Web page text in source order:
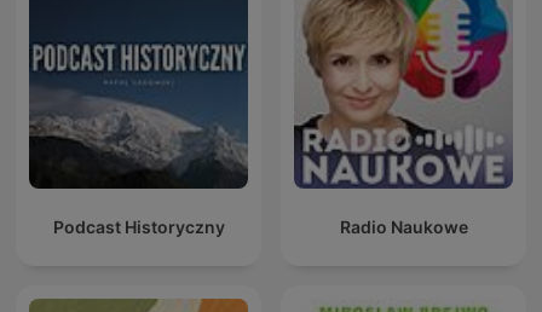
Podcast Historyczny Radio Naukowe